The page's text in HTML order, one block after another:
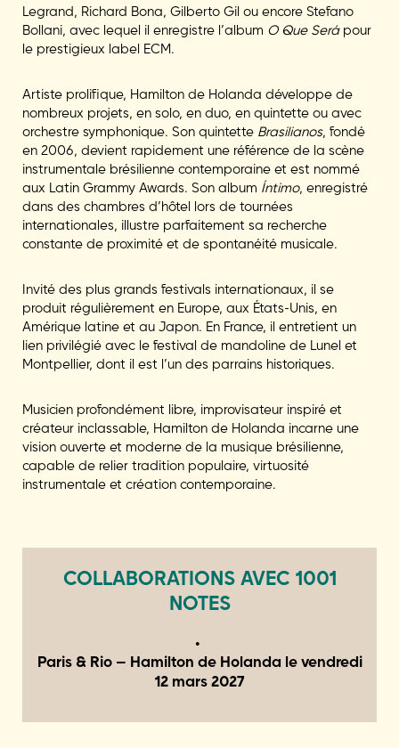
Legrand, Richard Bona, Gilberto Gil ou encore Stefano
Bollani, avec lequel il enregistre l’album O Que Serápour
le prestigieux label ECM.
Artiste prolifique, Hamilton de Holanda développe de
nombreux projets, en solo, en duo, en quintette ou avec
orchestre symphonique. Son quintette Brasilianos, fondé
en 2006, devient rapidement une référence de la scène
instrumentale brésilienne contemporaine et est nommé
aux Latin Grammy Awards. Son album Íntimo, enregistré
dans des chambres d’hôtel lors de tournées
internationales, illustre parfaitement sa recherche
constante de proximité et de spontanéité musicale.
Invité des plus grands festivals internationaux, il se
produit régulièrement en Europe, aux États-Unis, en
Amérique latine et au Japon. En France, il entretient un
lien privilégié avec le festival de mandoline de Lunel et
Montpellier, dont il est l’un des parrains historiques.
Musicien profondément libre, improvisateur inspiré et
créateur inclassable, Hamilton de Holanda incarne une
vision ouverte et moderne de la musique brésilienne,
capable de relier tradition populaire, virtuosité
instrumentale et création contemporaine.
COLLABORATIONS AVEC 1001
NOTES
Paris & Rio – Hamilton de Holanda levendredi
12 mars 2027